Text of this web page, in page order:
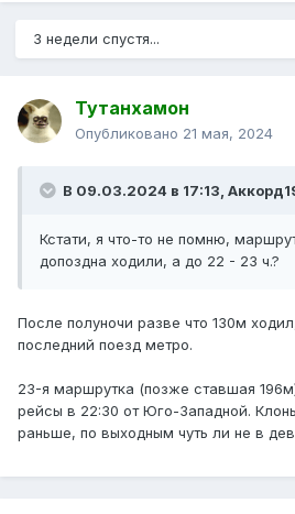
3 недели спустя...
Тутанхамон
Опубликовано 21 мая, 2024
В 09.03.2024 в 17:13,
Кстати, я что-то не помню,
допоздна ходили, а до 22 - 23 ч.?
После полуночи разве что 130м
последний поезд метро.
23-я маршрутка (позже ставшая
рейсы в 22:30 от Юго-Западной.
раньше, по выходным чуть ли не в